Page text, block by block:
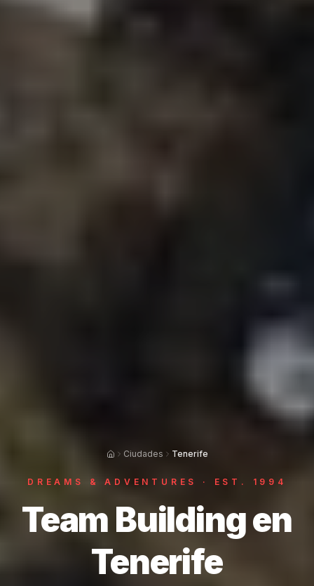
Ciudades Tenerife
DREAMS & ADVENTURES · EST. 1994
Team Building en
Tenerife